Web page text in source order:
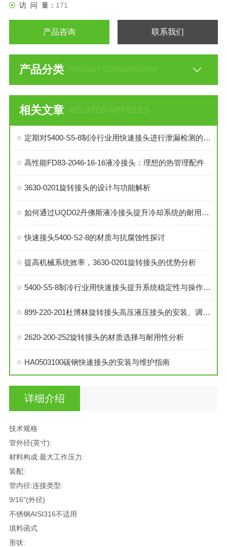
访 问 量： 171
产品咨询 联系我们
产品分类 PRODUCT CLASSIFICATION
相关文章 RELATED ARTICLES
定期对5400-S5-8制冷行业用快速接头进行泄漏检测的必要性与操作方法
高性能FD83-2046-16-16液冷接头：理想的热管理配件
3630-0201旋转接头的设计与功能解析
如何通过UQD02丹佛斯液冷接头提升冷却系统的耐用性？
快速接头5400-S2-8的材质与抗腐蚀性探讨
提高机械系统效率，3630-0201旋转接头的优势分析
5400-S5-8制冷行业用快速接头提升系统稳定性与操作便捷性
899-220-201杜博林旋转接头高压液压接头的安装、调试与维护技巧
2620-200-252旋转接头的材质选择与耐用性分析
HA0503100碳钢快速接头的安装与维护指南
详细介绍
技术规格
管外径(英寸):
材料构成:最大工作压力:
装配:
管内径:连接类型:
9/16"(外径)
不锈钢AISI316不适用
填料函式
形状: